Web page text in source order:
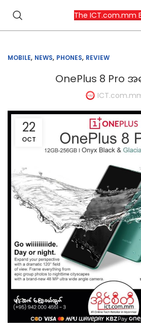
The ICT.com.mm
MOBILE, NEWS, PHONES, REVIEW
OnePlus 8 Pro အ
22
OCT